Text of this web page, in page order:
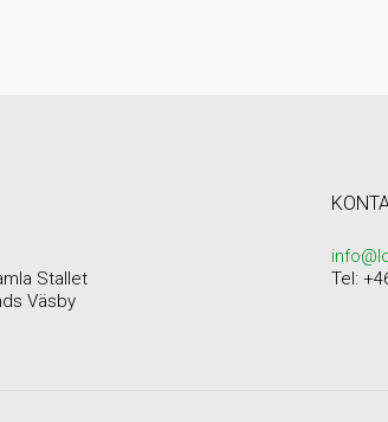
Stallet
Väsby
Tel: